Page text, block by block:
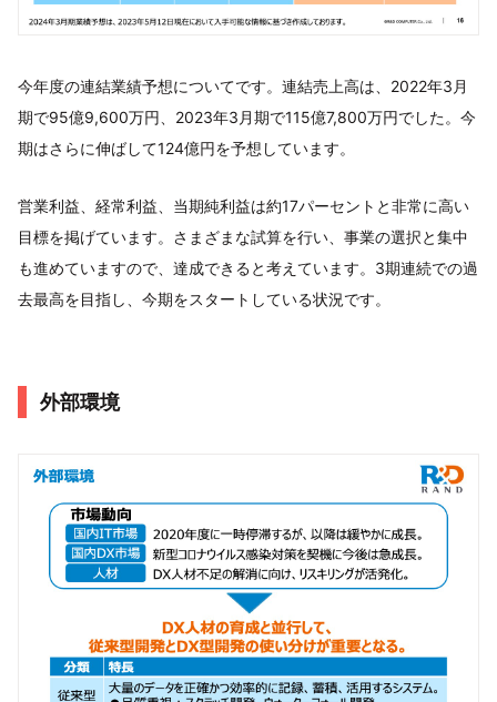
今年度の連結業績予想についてです。連結売上高は、2022年3月
期で95億9,600万円、2023年3月期で115億7,800万円でした。今
期はさらに伸ばして124億円を予想しています。
営業利益、経常利益、当期純利益は約17パーセントと非常に高い
目標を掲げています。さまざまな試算を行い、事業の選択と集中
も進めていますので、達成できると考えています。3期連続での過
去最高を目指し、今期をスタートしている状況です。
外部環境